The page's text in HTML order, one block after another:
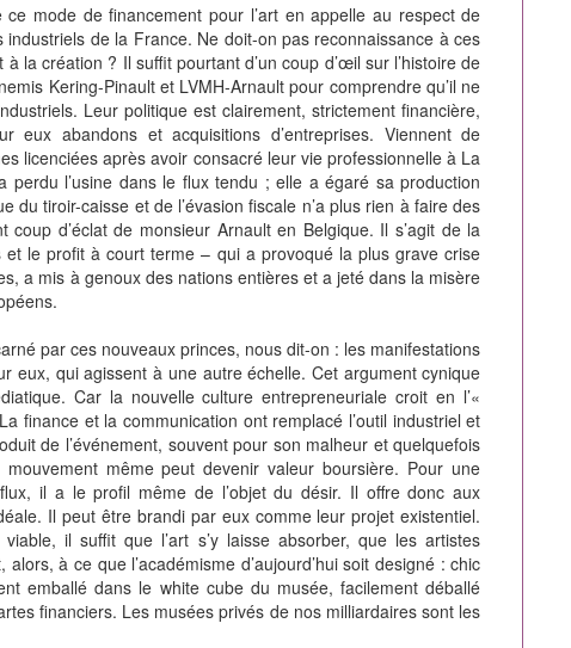
mode de financement pour l’art en appelle au respect de
industriels de la France. Ne doit-on pas reconnaissance à ces
la création ? Il suffit pourtant d’un coup d’œil sur l’histoire de
Kering-Pinault et LVMH-Arnault pour comprendre qu’il ne
Leur politique est clairement, strictement financière,
abandons et acquisitions d’entreprises. Viennent de
licenciées après avoir consacré leur vie professionnelle à La
perdu l’usine dans le flux tendu ; elle a égaré sa production
du tiroir-caisse et de l’évasion fiscale n’a plus rien à faire des
d’éclat de monsieur Arnault en Belgique. Il s’agit de la
le profit à court terme – qui a provoqué la plus grave crise
a mis à genoux des nations entières et a jeté dans la misère
par ces nouveaux princes, nous dit-on : les manifestations
eux, qui agissent à une autre échelle. Cet argument cynique
Car la nouvelle culture entrepreneuriale croit en l’«
finance et la communication ont remplacé l’outil industriel et
de l’événement, souvent pour son malheur et quelquefois
même peut devenir valeur boursière. Pour une
il a le profil même de l’objet du désir. Il offre donc aux
Il peut être brandi par eux comme leur projet existentiel.
il suffit que l’art s’y laisse absorber, que les artistes
à ce que l’académisme d’aujourd’hui soit designé : chic
emballé dans le white cube du musée, facilement déballé
financiers. Les musées privés de nos milliardaires sont les